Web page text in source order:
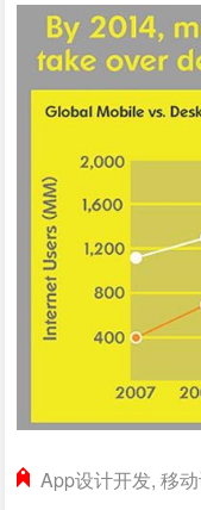
App设计开发,移